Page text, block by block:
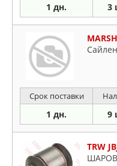
1 дн. 3
Срок поставки
1 дн. 9
TRW